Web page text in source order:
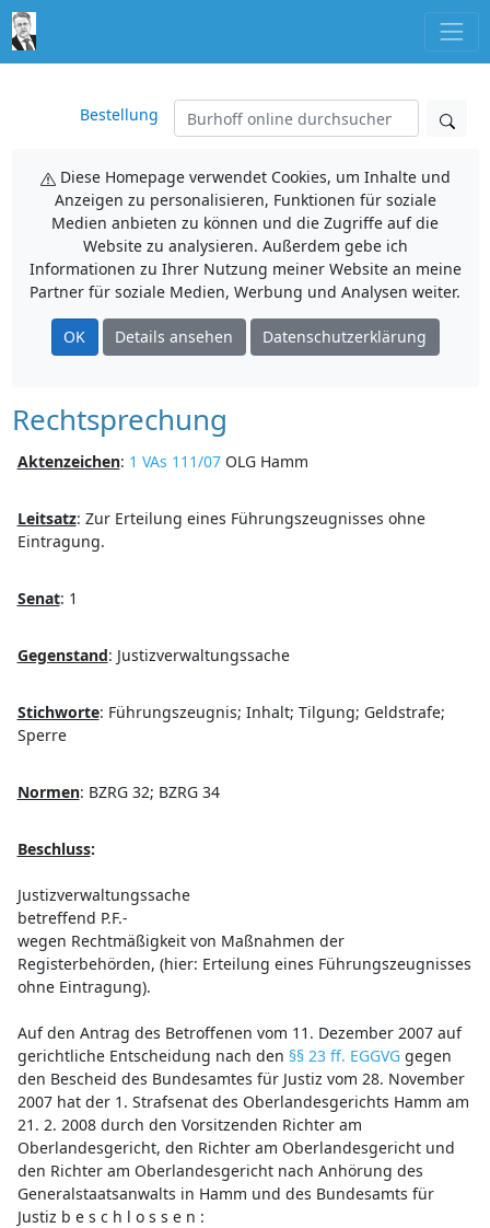
Bestellung
Diese Homepage verwendet Cookies, um Inhalte und
Anzeigen zu personalisieren, Funktionen für soziale
Medien anbieten zu können und die Zugriffe auf die
Website zu analysieren. Außerdem gebe ich
Informationen zu Ihrer Nutzung meiner Website an meine
Partner für soziale Medien, Werbung und Analysen weiter.
OK Details ansehen Datenschutzerklärung
Rechtsprechung
Aktenzeichen: 1 VAs 111/07OLG Hamm
Leitsatz: Zur Erteilung eines Führungszeugnisses ohne
Eintragung.
Senat: 1
Gegenstand: Justizverwaltungssache
Stichworte: Führungszeugnis; Inhalt; Tilgung; Geldstrafe;
Sperre
Normen: BZRG 32; BZRG 34
Beschluss:
Justizverwaltungssache
betreffend P.F.-
wegen Rechtmäßigkeit von Maßnahmen der
Registerbehörden, (hier: Erteilung eines Führungszeugnisses
ohne Eintragung).
Auf den Antrag des Betroffenen vom 11. Dezember 2007 auf
gerichtliche Entscheidung nach den §§ 23 ff. EGGVGgegen
den Bescheid des Bundesamtes für Justiz vom 28. November
2007 hat der 1. Strafsenat des Oberlandesgerichts Hamm am
21. 2. 2008 durch den Vorsitzenden Richter am
Oberlandesgericht, den Richter am Oberlandesgericht und
den Richter am Oberlandesgericht nach Anhörung des
Generalstaatsanwalts in Hamm und des Bundesamts für
Justiz b e s c h l o s s e n :